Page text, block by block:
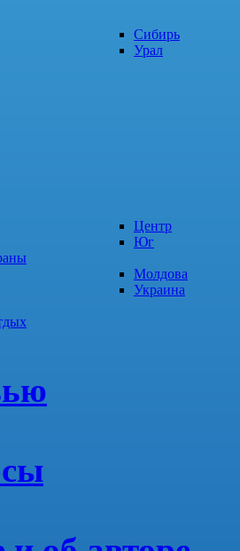
Сибирь
Урал
Центр
Юг
Молдова
Украина